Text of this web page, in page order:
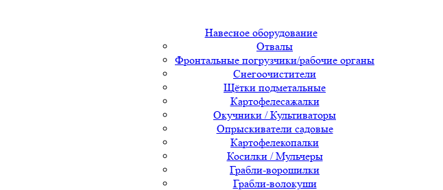
Навесное оборудование
Отвалы
Фронтальные погрузчики/рабочие органы
Снегоочистители
Щётки подметальные
Картофелесажалки
Окучники / Культиваторы
Опрыскиватели садовые
Картофелекопалки
Косилки / Мульчеры
Грабли-ворошилки
Грабли-волокуши